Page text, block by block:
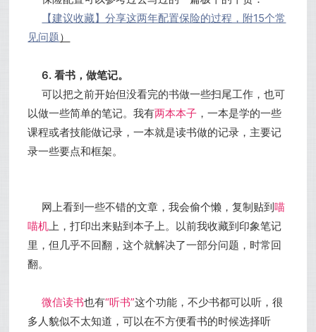
【建议收藏】分享这两年配置保险的过程，附15个常
见问题）
6. 看书，做笔记。
可以把之前开始但没看完的书做一些扫尾工作，也可
以做一些简单的笔记。我有两本本子 ，一本是学的一些
课程或者技能做记录，一本就是读书做的记录，主要记
录一些要点和框架。
网上看到一些不错的文章，我会偷个懒，复制贴到喵
喵机上，打印出来贴到本子上。以前我收藏到印象笔记
里，但几乎不回翻，这个就解决了一部分问题，时常回
翻。
微信读书也有“听书”这个功能，不少书都可以听，很
多人貌似不太知道，可以在不方便看书的时候选择听